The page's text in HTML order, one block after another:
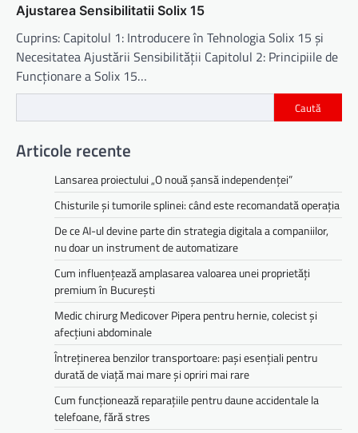
Ajustarea Sensibilitatii Solix 15
Cuprins: Capitolul 1: Introducere în Tehnologia Solix 15 și
Necesitatea Ajustării Sensibilității Capitolul 2: Principiile de
Funcționare a Solix 15…
Caută
Articole recente
Lansarea proiectului „O nouă șansă independenței”
Chisturile și tumorile splinei: când este recomandată operația
De ce AI-ul devine parte din strategia digitala a companiilor,
nu doar un instrument de automatizare
Cum influențează amplasarea valoarea unei proprietăți
premium în București
Medic chirurg Medicover Pipera pentru hernie, colecist și
afecțiuni abdominale
Întreținerea benzilor transportoare: pași esențiali pentru
durată de viață mai mare și opriri mai rare
Cum funcționează reparațiile pentru daune accidentale la
telefoane, fără stres